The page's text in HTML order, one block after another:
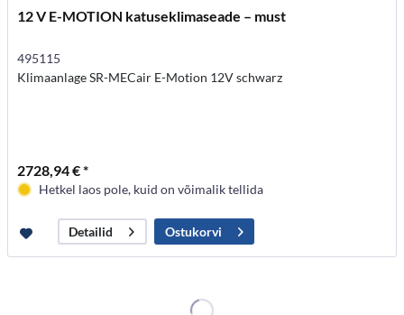
12 V E-MOTION katuseklimaseade – must
495115
Klimaanlage SR-MECair E-Motion 12V schwarz
2728,94 € *
Hetkel laos pole, kuid on võimalik tellida
Detailid Ostukorvi